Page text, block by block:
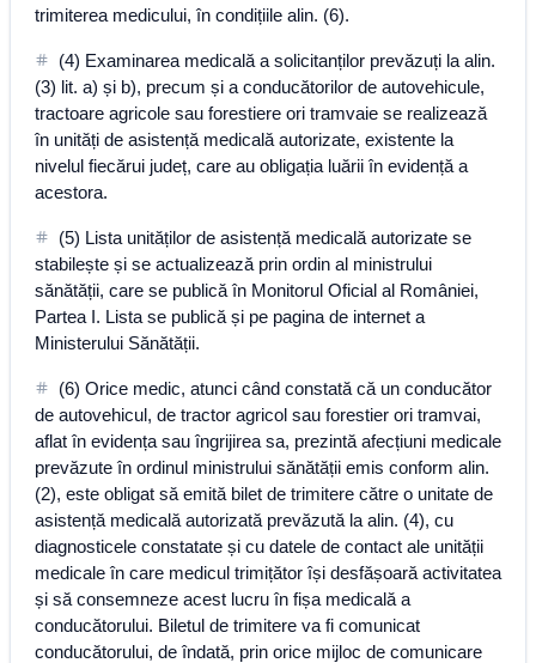
trimiterea medicului, în condițiile alin. (6).
(4) Examinarea medicală a solicitanților prevăzuți la alin.
(3) lit. a) și b), precum și a conducătorilor de autovehicule,
tractoare agricole sau forestiere ori tramvaie se realizează
în unități de asistență medicală autorizate, existente la
nivelul fiecărui județ, care au obligația luării în evidență a
acestora.
(5) Lista unităților de asistență medicală autorizate se
stabilește și se actualizează prin ordin al ministrului
sănătății, care se publică în Monitorul Oficial al României,
Partea I. Lista se publică și pe pagina de internet a
Ministerului Sănătății.
(6) Orice medic, atunci când constată că un conducător
de autovehicul, de tractor agricol sau forestier ori tramvai,
aflat în evidența sau îngrijirea sa, prezintă afecțiuni medicale
prevăzute în ordinul ministrului sănătății emis conform alin.
(2), este obligat să emită bilet de trimitere către o unitate de
asistență medicală autorizată prevăzută la alin. (4), cu
diagnosticele constatate și cu datele de contact ale unității
medicale în care medicul trimițător își desfășoară activitatea
și să consemneze acest lucru în fișa medicală a
conducătorului. Biletul de trimitere va fi comunicat
conducătorului, de îndată, prin orice mijloc de comunicare